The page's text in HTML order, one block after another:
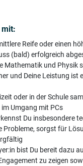
mit:
Reife oder einen
(bald) erfolgreich
Mathematik und Physik
und Deine Leistung ist
oder in der Schule
Umgang mit PCs
Du insbesondere
Probleme, sorgst für
bist Du bereit dazu
zu zeigen